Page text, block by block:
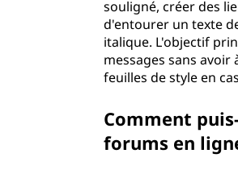
souligné, créer des
d'entourer un texte
italique. L'objectif
messages sans
feuilles de style en
Comment
forums en